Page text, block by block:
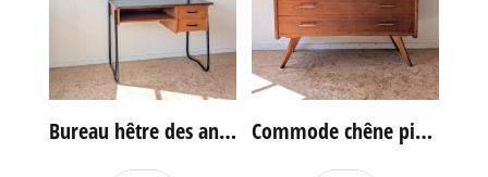
Bureau hêtre des années 60 Commode chêne pieds compas vintage